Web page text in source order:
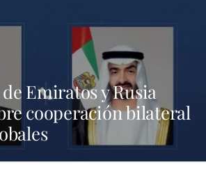
Emiratos y Rusia
cooperación bilateral